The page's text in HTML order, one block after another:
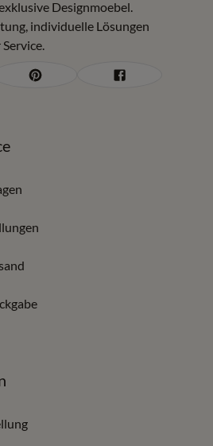
Designmoebel.
individuelle Lösungen